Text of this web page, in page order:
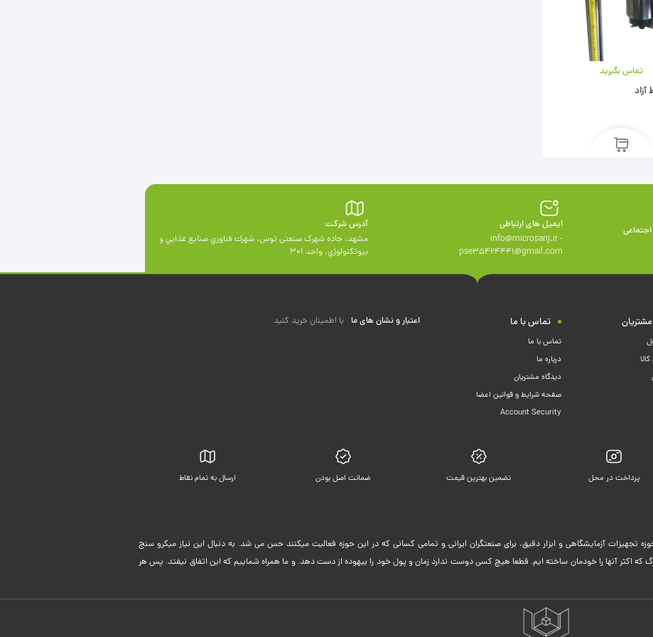
تماس بگیرید
ایمیل های ارتباطی
info@microsanj.ir -
pse35424441@gmail.com
آدرس شرکت
مشهد، جاده شهرک صنعتی توس، شهرك فناوري صنايع غذايي و
بيوتكنولوژي، واحد 301
تماس با ما
تماس با ما
درباره ما
دیدگاه مشتریان
صفحه شرایط و قوانین اعضا
Account Security
اعتبار و نشان های ما با اطمینان خرید کنید
پرداخت در محل تضمین بهترین قیمت ضمانت اصل بودن ارسال به تمام نقاط
تجهیزات آزمایشگاهی و ابزار دقیق، برای صنعتگران ایرانی و تمامی کسانی که در این حوزه فعالیت میکنند حس می شد. به دنبال این نیاز میکرو سنج
اکثر آنها را خودمان ساخته ایم. قطعا هیچ کسی دوست ندارد زمان و پول خود را بیهوده از دست دهد. و ما همراه شماییم که این اتفاق نیفتد. پس هر